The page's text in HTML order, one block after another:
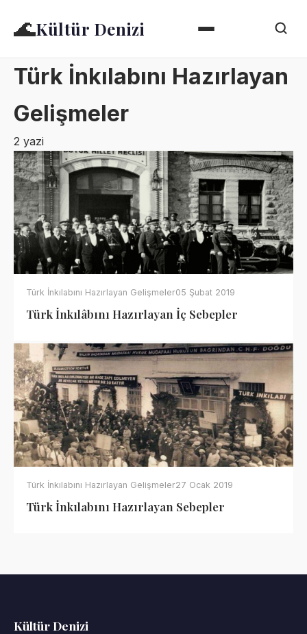
🌊Kültür Denizi
Türk İnkılabını Hazırlayan
Gelişmeler
2 yazi
Türk İnkılabını Hazırlayan Gelişmeler05 Şubat 2019
Türk İnkılâbını Hazırlayan İç Sebepler
Türk İnkılabını Hazırlayan Gelişmeler27 Ocak 2019
Türk İnkılabını Hazırlayan Sebepler
Kültür Denizi